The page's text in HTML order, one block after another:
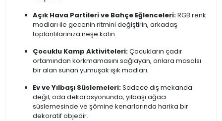
Açık Hava Partileri ve Bahçe Eğlenceleri:RGB renk
modları ile gecenin ritmini değiştirin, arkadaş
toplantılarınıza neşe katın.
Çocuklu Kamp Aktiviteleri:Çocukların çadır
ortamından korkmamasını sağlayan, onlara masalsı
bir alan sunan yumuşak ışık modları.
Ev ve Yılbaşı Süslemeleri:Sadece dış mekanda
değil; oda dekorasyonunda, yılbaşı ağacı
süslemesinde ve şömine kenarlarında harika bir
dekoratif objedir.